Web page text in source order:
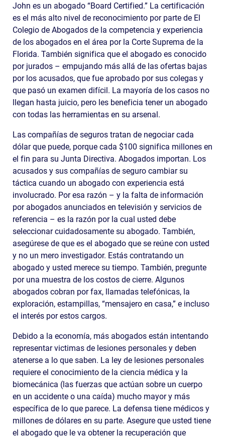
John es un abogado “Board Certified.” La certificación
es el más alto nivel de reconocimiento por parte de El
Colegio de Abogados de la competencia y experiencia
de los abogados en el área por la Corte Suprema de la
Florida. También significa que el abogado es conocido
por jurados – empujando más allá de las ofertas bajas
por los acusados, que fue aprobado por sus colegas y
que pasó un examen difícil. La mayoría de los casos no
llegan hasta juicio, pero les beneficia tener un abogado
con todas las herramientas en su arsenal.
Las compañías de seguros tratan de negociar cada
dólar que puede, porque cada $100 significa millones en
el fin para su Junta Directiva. Abogados importan. Los
acusados ​​y sus compañías de seguro cambiar su
táctica cuando un abogado con experiencia está
involucrado. Por esa razón – y la falta de información
por abogados anunciados en televisión y servicios de
referencia – es la razón por la cual usted debe
seleccionar cuidadosamente su abogado. También,
asegúrese de que es el abogado que se reúne con usted
y no un mero investigador. Estás contratando un
abogado y usted merece su tiempo. También, pregunte
por una muestra de los costos de cierre. Algunos
abogados cobran por fax, llamadas telefónicas, la
exploración, estampillas, “mensajero en casa,” e incluso
el interés por estos cargos.
Debido a la economía, más abogados están intentando
representar victimas de lesiones personales y deben
atenerse a lo que saben. La ley de lesiones personales
requiere el conocimiento de la ciencia médica y la
biomecánica (las fuerzas que actúan sobre un cuerpo
en un accidente o una caída) mucho mayor y más
específica de lo que parece. La defensa tiene médicos y
millones de dólares en su parte. Asegure que usted tiene
el abogado que le va obtener la recuperación que